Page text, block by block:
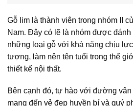
Gỗ lim là thành viên trong nhóm II
Nam. Đây có lẽ là nhóm được đánh
những loại gỗ với khả năng chịu
tượng, làm nên tên tuổi trong thế
thiết kế nội thất.
Bên cạnh đó, tự hào với đường
mang đến vẻ đẹp huyền bí và quý